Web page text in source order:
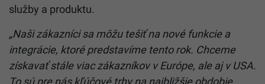
služby a produktu.
„Naši zákazníci sa môžu tešiť na nové funkcie a
integrácie, ktoré predstavíme tento rok. Chceme
získavať stále viac zákazníkov v Európe, ale aj v USA.
To sú pre nás kľúčové trhy na najbližšie obdobie.